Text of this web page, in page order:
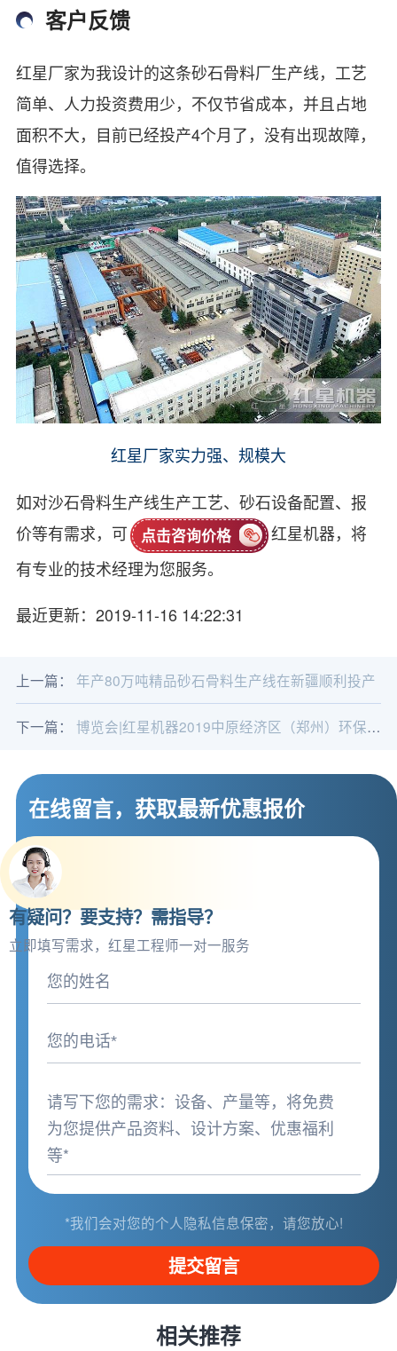
客户反馈
红星厂家为我设计的这条砂石骨料厂生产线，工艺
简单、人力投资费用少，不仅节省成本，并且占地
面积不大，目前已经投产4个月了，没有出现故障，
值得选择。
红星厂家实力强、规模大
如对沙石骨料生产线生产工艺、砂石设备配置、报
价等有需求，可
点击咨询价格
红星机器，将
有专业的技术经理为您服务。
最近更新：2019-11-16 14:22:31
上一篇： 年产80万吨精品砂石骨料生产线在新疆顺利投产
下一篇： 博览会|红星机器2019中原经济区（郑州）环保产业暨水环境治理博览会
在线留言，获取最新优惠报价
有疑问？要支持？需指导？
立即填写需求，红星工程师一对一服务
*我们会对您的个人隐私信息保密，请您放心!
提交留言
相关推荐